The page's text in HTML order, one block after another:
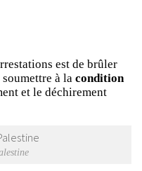
est de brûler
à la condition
et le déchirement